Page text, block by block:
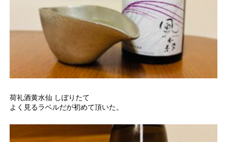
荷礼酒黄水仙 しぼりたて
よく見るラベルだが初めて頂いた。